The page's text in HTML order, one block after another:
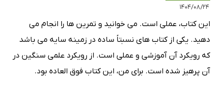
۱۴۰۴/۰۸/۲۴
این کتاب، عملی است. می خوانید و تمرین ها را انجام می
دهید. یکی از کتاب های نسبتاً ساده در زمینه سایه می باشد
که رویکرد آن آموزشی و عملی است. از رویکرد علمی سنگین در
آن پرهیز شده است. برای من، این کتاب فوق العاده بود.